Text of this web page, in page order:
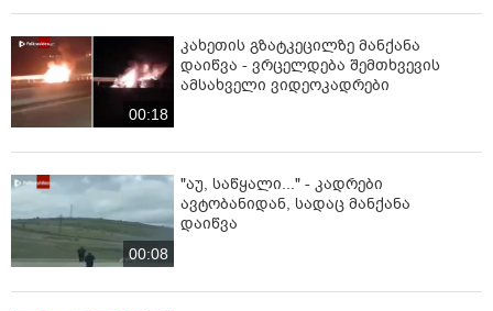
00:18
კახეთის გზატკეცილზე მანქანა
დაიწვა - ვრცელდება შემთხვევის
ამსახველი ვიდეოკადრები
00:08
"აუ, საწყალი..." - კადრები
ავტობანიდან, სადაც მანქანა
დაიწვა